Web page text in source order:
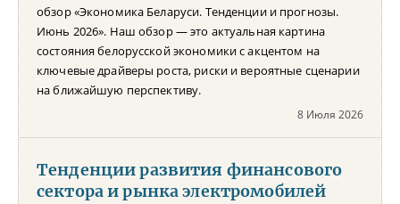
обзор «Экономика Беларуси. Тенденции и прогнозы.
Июнь 2026». Наш обзор — это актуальная картина
состояния белорусской экономики с акцентом на
ключевые драйверы роста, риски и вероятные сценарии
на ближайшую перспективу.
8 Июля 2026
Тенденции развития финансового
сектора и рынка электромобилей